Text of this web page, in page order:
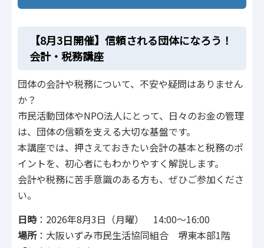
【8月3日開催】信頼される団体になろう！
会計・税務講座
団体の会計や税務について、不安や疑問はありません
か？
市民活動団体やNPO法人にとって、日々のお金の管理
は、団体の信頼を支える大切な基盤です。
本講座では、押さえておきたい会計の基本と税務のポ
イントを、初心者にもわかりやすく解説します。
会計や税務に苦手意識のある方も、ぜひご参加くださ
い。
日時：2026年8月3日（月曜） 14:00～16:00
場所：大阪いずみ市民生活協同組合 堺東本部1階